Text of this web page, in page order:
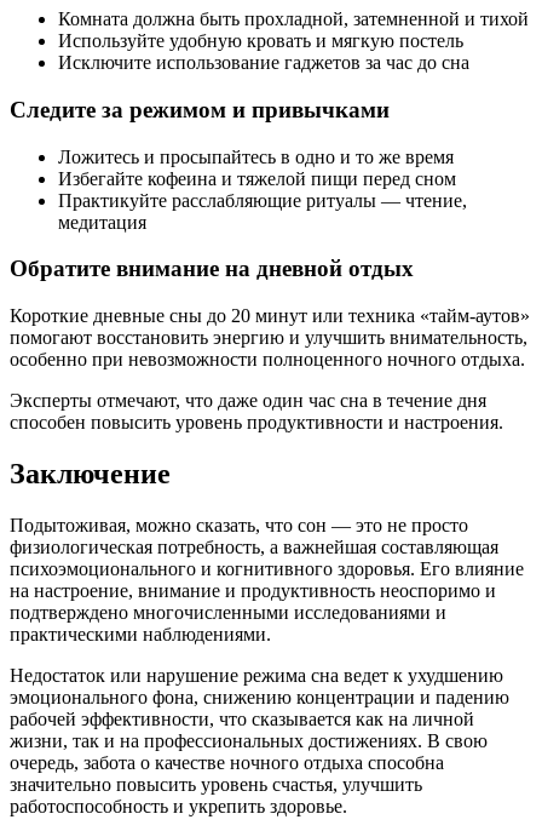
Комната должна быть прохладной, затемненной и тихой
Используйте удобную кровать и мягкую постель
Исключите использование гаджетов за час до сна
Следите за режимом и привычками
Ложитесь и просыпайтесь в одно и то же время
Избегайте кофеина и тяжелой пищи перед сном
Практикуйте расслабляющие ритуалы — чтение,
медитация
Обратите внимание на дневной отдых
Короткие дневные сны до 20 минут или техника «тайм-аутов»
помогают восстановить энергию и улучшить внимательность,
особенно при невозможности полноценного ночного отдыха.
Эксперты отмечают, что даже один час сна в течение дня
способен повысить уровень продуктивности и настроения.
Заключение
Подытоживая, можно сказать, что сон — это не просто
физиологическая потребность, а важнейшая составляющая
психоэмоционального и когнитивного здоровья. Его влияние
на настроение, внимание и продуктивность неоспоримо и
подтверждено многочисленными исследованиями и
практическими наблюдениями.
Недостаток или нарушение режима сна ведет к ухудшению
эмоционального фона, снижению концентрации и падению
рабочей эффективности, что сказывается как на личной
жизни, так и на профессиональных достижениях. В свою
очередь, забота о качестве ночного отдыха способна
значительно повысить уровень счастья, улучшить
работоспособность и укрепить здоровье.